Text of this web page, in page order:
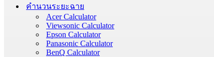
คำนวนระยะฉาย
Acer Calculator
Viewsonic Calculator
Epson Calculator
Panasonic Calculator
BenQ Calculator